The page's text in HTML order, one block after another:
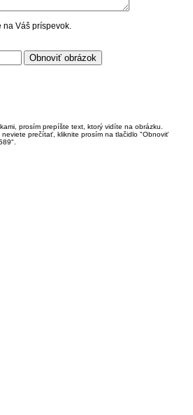
Váš príspevok.
prosím prepíšte text, ktorý vidíte na obrázku.
prečítať, kliknite prosím na tlačidlo "Obnoviť